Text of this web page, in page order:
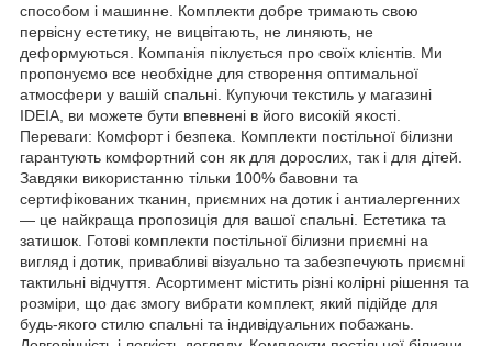
способом і машинне. Комплекти добре тримають свою
первісну естетику, не вицвітають, не линяють, не
деформуються. Компанія піклується про своїх клієнтів. Ми
пропонуємо все необхідне для створення оптимальної
атмосфери у вашій спальні. Купуючи текстиль у магазині
IDEIA, ви можете бути впевнені в його високій якості.
Переваги: Комфорт і безпека. Комплекти постільної білизни
гарантують комфортний сон як для дорослих, так і для дітей.
Завдяки використанню тільки 100% бавовни та
сертифікованих тканин, приємних на дотик і антиалергенних
— це найкраща пропозиція для вашої спальні. Естетика та
затишок. Готові комплекти постільної білизни приємні на
вигляд і дотик, привабливі візуально та забезпечують приємні
тактильні відчуття. Асортимент містить різні колірні рішення та
розміри, що дає змогу вибрати комплект, який підійде для
будь-якого стилю спальні та індивідуальних побажань.